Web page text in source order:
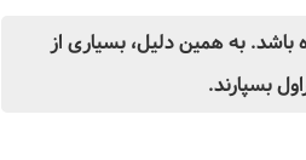
به همین دلیل، بسیاری از
بسپارند.